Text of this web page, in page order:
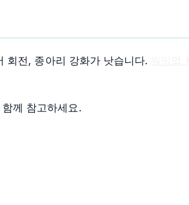
회전, 종아리 강화가 낫습니다.
께 참고하세요.